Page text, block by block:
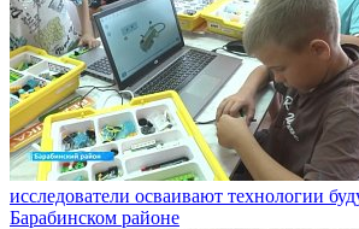
исследователи осваивают технологии
Барабинском районе